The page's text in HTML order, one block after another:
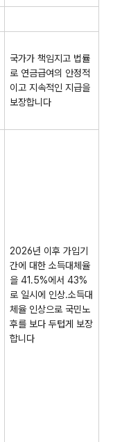
국가가 책임지고 법률
로 연금급여의 안정적
이고 지속적인 지급을
보장합니다
2026년 이후 가입기
간에 대한 소득대체율
을 41.5%에서 43%
로 일시에 인상.소득대
체율 인상으로 국민노
후를 보다 두텁게 보장
합니다